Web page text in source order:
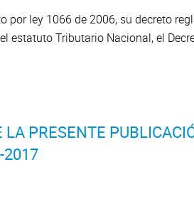
por ley 1066 de 2006, su decreto
estatuto Tributario Nacional, el
PRESENTE
2017